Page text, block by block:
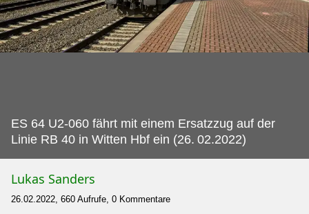
ES 64 U2-060 fährt mit einem Ersatzzug auf der
Linie RB 40 in Witten Hbf ein (26. 02.2022)
Lukas Sanders
26.02.2022, 660 Aufrufe, 0 Kommentare